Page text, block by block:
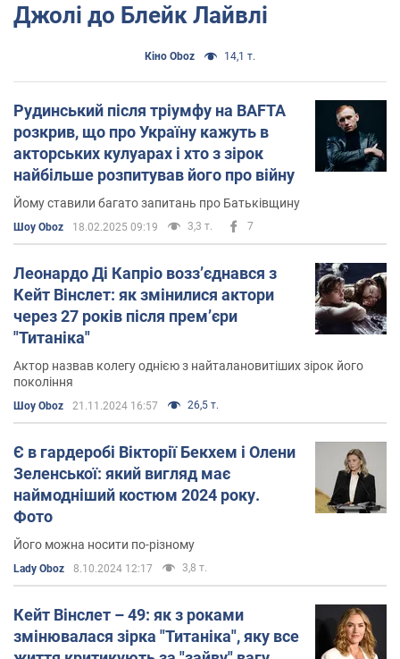
Джолі до Блейк Лайвлі
Кіно Oboz 14,1 т.
Рудинський після тріумфу на BAFTA
розкрив, що про Україну кажуть в
акторських кулуарах і хто з зірок
найбільше розпитував його про війну
Йому ставили багато запитань про Батьківщину
Шоу Oboz 18.02.2025 09:19 3,3 т. 7
Леонардо Ді Капріо воззʼєднався з
Кейт Вінслет: як змінилися актори
через 27 років після премʼєри
"Титаніка"
Актор назвав колегу однією з найталановитіших зірок його
покоління
Шоу Oboz 21.11.2024 16:57 26,5 т.
Є в гардеробі Вікторії Бекхем і Олени
Зеленської: який вигляд має
наймодніший костюм 2024 року.
Фото
Його можна носити по-різному
Lady Oboz 8.10.2024 12:17 3,8 т.
Кейт Вінслет – 49: як з роками
змінювалася зірка "Титаніка", яку все